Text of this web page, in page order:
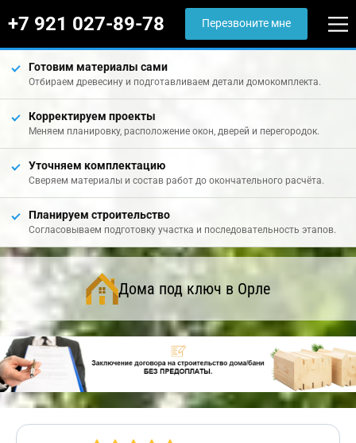
+7 921 027-89-78 Перезвоните мне
Готовим материалы сами
Отбираем древесину и подготавливаем детали домокомплекта.
Корректируем проекты
Меняем планировку, расположение окон, дверей и перегородок.
Уточняем комплектацию
Сверяем материалы и состав работ до окончательного расчёта.
Планируем строительство
Согласовываем подготовку участка и последовательность этапов.
Дома под ключ в Орле